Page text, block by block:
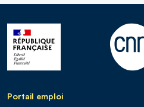
Portail emploi